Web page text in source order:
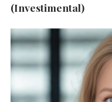
(Investimental)